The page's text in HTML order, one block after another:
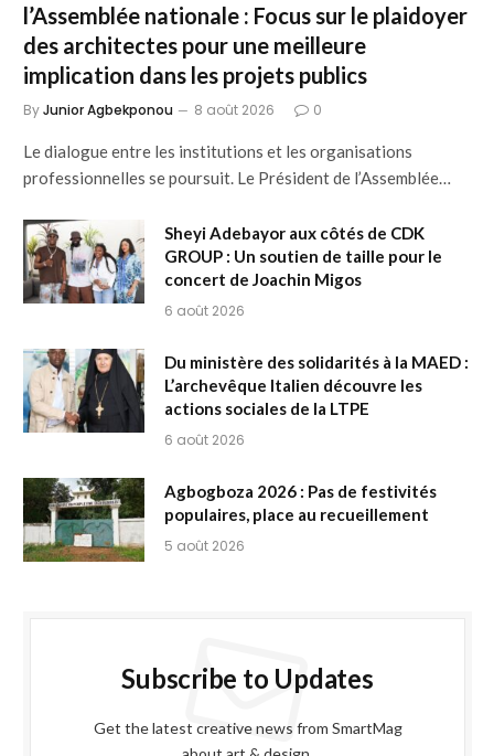
l’Assemblée nationale : Focus sur le plaidoyer
des architectes pour une meilleure
implication dans les projets publics
ByJunior Agbekponou 8 août 2026 0
Le dialogue entre les institutions et les organisations
professionnelles se poursuit. Le Président de l’Assemblée…
Sheyi Adebayor aux côtés de CDK
GROUP : Un soutien de taille pour le
concert de Joachin Migos
6 août 2026
Du ministère des solidarités à la MAED :
L’archevêque Italien découvre les
actions sociales de la LTPE
6 août 2026
Agbogboza 2026 : Pas de festivités
populaires, place au recueillement
5 août 2026
Subscribe to Updates
Get the latest creative news from SmartMag